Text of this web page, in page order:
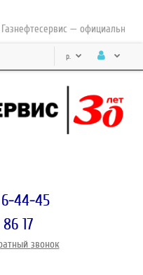
— официальный
р.
6-44-45
17
звонок